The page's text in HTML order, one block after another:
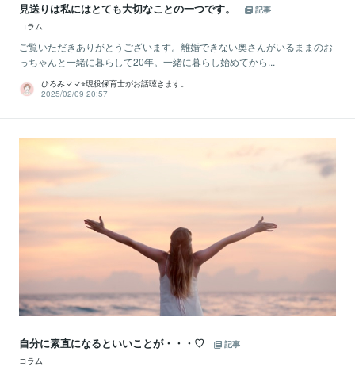
見送りは私にはとても大切なことの一つです。
記事
コラム
ご覧いただきありがとうございます。離婚できない奧さんがいるままのお
っちゃんと一緒に暮らして20年。一緒に暮らし始めてから...
ひろみママ⭐︎現役保育士がお話聴きます。
2025/02/09 20:57
自分に素直になるといいことが・・・♡
記事
コラム